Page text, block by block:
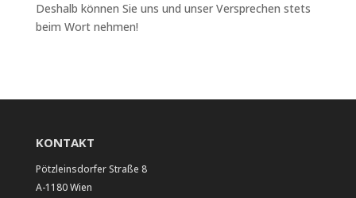
Deshalb können Sie uns und unser Versprechen stets
beim Wort nehmen!
KONTAKT
Pötzleinsdorfer Straße 8
A-1180 Wien